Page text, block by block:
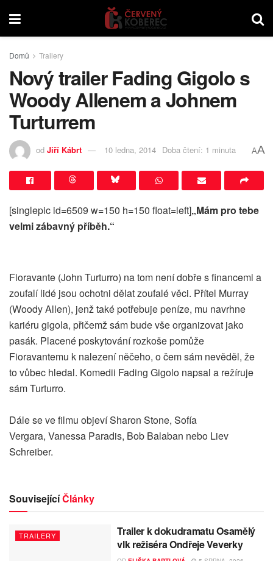
Domů Trailery
Nový trailer Fading Gigolo s
Woody Allenem a Johnem
Turturrem
od Jiří Kábrt 10 ledna, 2014 Doba čtení: 1 minuta AA
[singlepic id=6509 w=150 h=150 float=left]„Mám pro tebe
velmi zábavný příběh.“
Fioravante (John Turturro) na tom není dobře s financemi a
zoufalí lidé jsou ochotni dělat zoufalé věci. Přítel Murray
(Woody Allen), jenž také potřebuje peníze, mu navrhne
kariéru gigola, přičemž sám bude vše organizovat jako
pasák. Placené poskytování rozkoše pomůže
Fioravantemu k nalezení něčeho, o čem sám nevěděl, že
to vůbec hledal. Komedii Fading Gigolo napsal a režíruje
sám Turturro.
Dále se ve filmu objeví Sharon Stone, Sofía
Vergara, Vanessa Paradis, Bob Balaban nebo Liev
Schreiber.
SouvisejícíČlánky
TRAILERY
Trailer k dokudramatu Osamělý
vlk režiséra Ondřeje Veverky